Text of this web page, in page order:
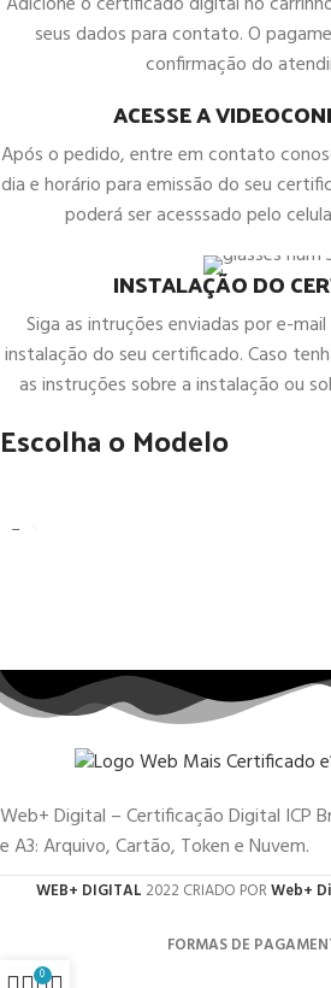
seus dados para contato. O
confirmação do
ACESSE A
Após o pedido, entre em contato
dia e horário para emissão do seu
poderá ser acesssado pelo
INSTALAÇÃO DO
Siga as intruções enviadas por e-
instalação do seu certificado. Caso
as instruções sobre a instalação ou
Escolha o Modelo
Web+ Digital – Certificação Digital ICP
e A3: Arquivo, Cartão, Token e Nuvem.
WEB+ DIGITAL 2022 CRIADO PORWeb+
FORMAS DE
0